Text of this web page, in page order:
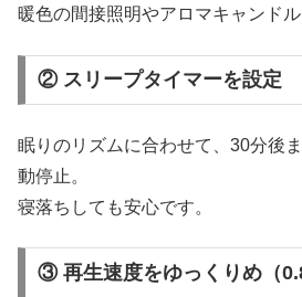
暖色の間接照明やアロマキャンド
② スリープタイマーを設定
眠りのリズムに合わせて、30分後
動停止。
寝落ちしても安心です。
③ 再生速度をゆっくりめ（